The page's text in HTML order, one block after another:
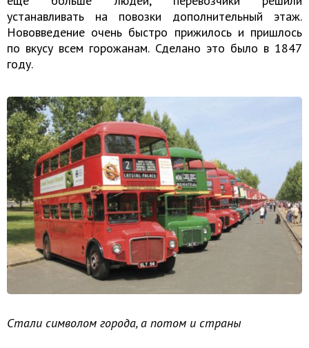
устанавливать на повозки дополнительный этаж.
Нововведение очень быстро прижилось и пришлось
по вкусу всем горожанам. Сделано это было в 1847
году.
Стали символом города, а потом и страны